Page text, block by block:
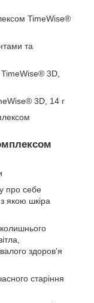
TimeWise®
та
3D,
3D, 14 г
про себе
якою шкіра
здоров'я
старіння